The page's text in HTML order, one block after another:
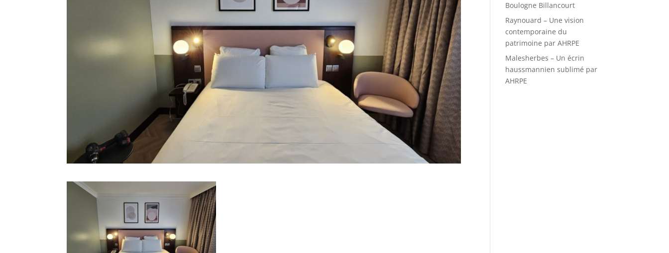
Boulogne Billancourt
Raynouard – Une vision
contemporaine du
patrimoine par AHRPE
Malesherbes – Un écrin
haussmannien sublimé par
AHRPE